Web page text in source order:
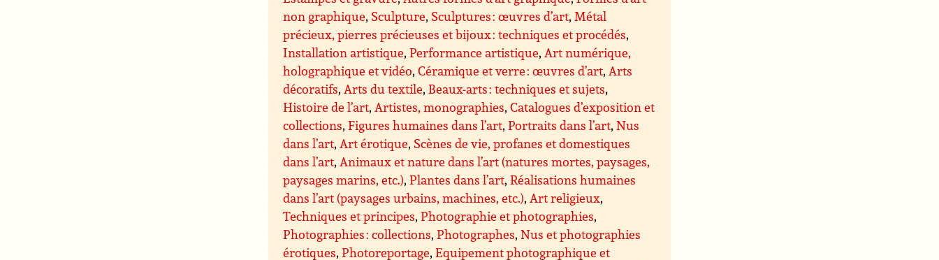
non graphique, Sculpture, Sculptures : œuvres d’art,Métal
précieux, pierres précieuses et bijoux : techniques et procédés,
Installation artistique,Performance artistique,Art numérique,
holographique et vidéo,Céramique et verre : œuvres d’art,Arts
décoratifs,Arts du textile, Beaux-arts : techniques et sujets,
Histoire de l’art,Artistes, monographies,Catalogues d’exposition et
collections,Figures humaines dans l’art,Portraits dans l’art,Nus
dans l’art,Art érotique, Scènes de vie, profanes et domestiques
dans l’art,Animaux et nature dans l’art (natures mortes, paysages,
paysages marins, etc.),Plantes dans l’art,Réalisations humaines
dans l’art (paysages urbains, machines, etc.),Art religieux,
Techniques et principes,Photographie et photographies,
Photographies : collections,Photographes,Nus et photographies
érotiques,Photoreportage,Equipement photographique et